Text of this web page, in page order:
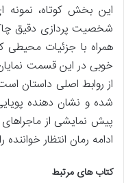
این بخش کوتاه،
شخصیت پردازی دقیق
همراه با جزئیات محیطی
خوبی در این قسمت
از روابط اصلی داستان
شده و نشان دهنده
پیش نمایشی از ماجراهای
ادامه رمان انتظار
کتاب های مرتبط